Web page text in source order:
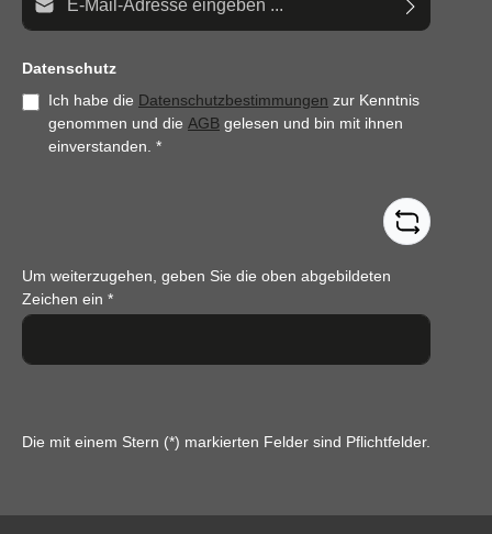
Datenschutz
Ich habe die Datenschutzbestimmungen zur Kenntnis
genommen und die AGB gelesen und bin mit ihnen
einverstanden. *
Um weiterzugehen, geben Sie die oben abgebildeten
Zeichen ein *
Die mit einem Stern (*) markierten Felder sind Pflichtfelder.